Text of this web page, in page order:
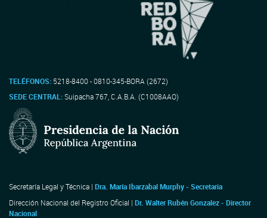
TELÉFONOS: 5218-8400 - 0810-345-BORA (2672)
SEDE CENTRAL:Suipacha 767, C.A.B.A. (C1008AAO)
Secretaría Legal y Técnica | Dra. María Ibarzabal Murphy - Secretaria
Dirección Nacional del Registro Oficial | Dr. Walter Rubén Gonzalez - Director
Nacional